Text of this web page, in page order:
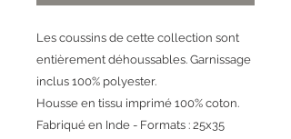
Les coussins de cette collection sont
entièrement déhoussables. Garnissage
inclus 100% polyester.
Housse en tissu imprimé 100% coton.
Fabriqué en Inde - Formats : 25x35